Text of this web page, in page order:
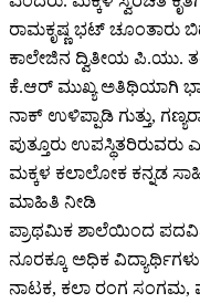
ರಾಮಕೃಷ್ಣ ಭಟ್ ಚೂಂತಾರು
ಕಾಲೇಜಿನ ದ್ವಿತೀಯ ಪಿ.ಯು.
ಕೆ.ಆರ್ ಮುಖ್ಯ ಅತಿಥಿಯಾಗಿ
ನಾಕ್ ಉಳಿಪ್ಪಾಡಿ ಗುತ್ತು,
ಪುತ್ತೂರು ಉಪಸ್ಥಿತರಿರುವರು
ಮಕ್ಕಳ ಕಲಾಲೋಕ ಕನ್ನಡ
ಮಾಹಿತಿ ನೀಡಿ
ಪ್ರಾಥಮಿಕ ಶಾಲೆಯಿಂದ
ನೂರಕ್ಕೂ ಅಧಿಕ
ನಾಟಕ, ಕಲಾ ರಂಗ ಸಂಗಮ,